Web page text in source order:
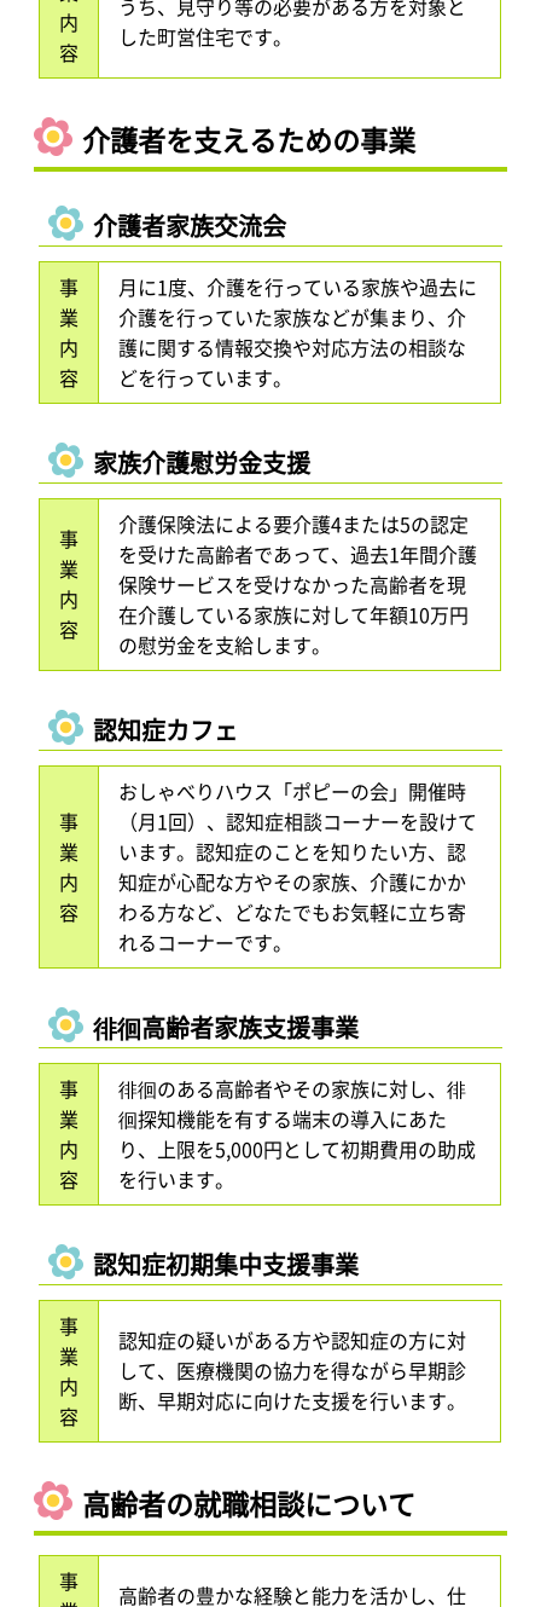
内
容
うち、見守り等の必要がある方を対象と
した町営住宅です。
介護者を支えるための事業
介護者家族交流会
事
業
内
容
月に1度、介護を行っている家族や過去に
介護を行っていた家族などが集まり、介
護に関する情報交換や対応方法の相談な
どを行っています。
家族介護慰労金支援
事
業
内
容
介護保険法による要介護4または5の認定
を受けた高齢者であって、過去1年間介護
保険サービスを受けなかった高齢者を現
在介護している家族に対して年額10万円
の慰労金を支給します。
認知症カフェ
事
業
内
容
おしゃべりハウス「ポピーの会」開催時
（月1回）、認知症相談コーナーを設けて
います。認知症のことを知りたい方、認
知症が心配な方やその家族、介護にかか
わる方など、どなたでもお気軽に立ち寄
れるコーナーです。
徘徊高齢者家族支援事業
事
業
内
容
徘徊のある高齢者やその家族に対し、徘
徊探知機能を有する端末の導入にあた
り、上限を5,000円として初期費用の助成
を行います。
認知症初期集中支援事業
事
業
内
容
認知症の疑いがある方や認知症の方に対
して、医療機関の協力を得ながら早期診
断、早期対応に向けた支援を行います。
高齢者の就職相談について
事
高齢者の豊かな経験と能力を活かし、仕